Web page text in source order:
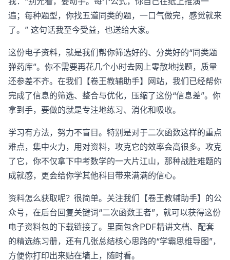
遍；每种题型，你找五道同类的题，一口气做完，感觉就来
了。” 这句话我至今受益，也送给大家。
这份电子资料，就是我们帮你筛选好的、分类好的“同类题
弹药库”。你不需要再花几个小时去网上零散地找题，质量
还参差不齐。在我们【卷王教辅助手】网站，我们已经帮你
完成了信息的筛选、整合与优化，压缩了这份“信息差”。你
拿到手，要做的就是专注地练习、消化和吸收。
学习有方法，努力不盲目。特别是对于二次函数这样的重点
难点，集中火力，用对资料，攻克它的效率会高很多。攻克
了它，你不仅拿下中考数学的一大片江山，那种战胜难题的
成就感，更会给你学其他科目带来满满的信心。
资料怎么获取呢？很简单。关注我们【卷王教辅助手】的公
众号，在后台回复关键词“二次函数王者”，就可以获得这份
电子资料包的下载链接了。里面包含PDF精讲文档、配套
的精选练习册，还有几张总结核心思路的“学霸思维导图”，
方便你打印出来贴在墙上，随时看。